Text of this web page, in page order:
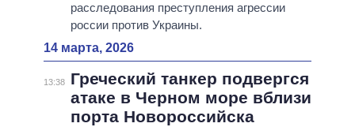
расследования преступления агрессии
россии против Украины.
14 марта, 2026
13:38
Греческий танкер подвергся
атаке в Черном море вблизи
порта Новороссийска